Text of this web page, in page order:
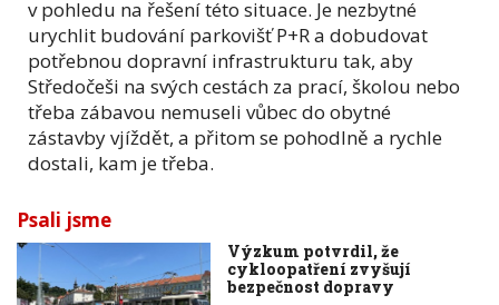
v pohledu na řešení této situace. Je nezbytné
urychlit budování parkovišť P+R a dobudovat
potřebnou dopravní infrastrukturu tak, aby
Středočeši na svých cestách za prací, školou nebo
třeba zábavou nemuseli vůbec do obytné
zástavby vjíždět, a přitom se pohodlně a rychle
dostali, kam je třeba.
Psali jsme
Výzkum potvrdil, že
cykloopatření zvyšují
bezpečnost dopravy